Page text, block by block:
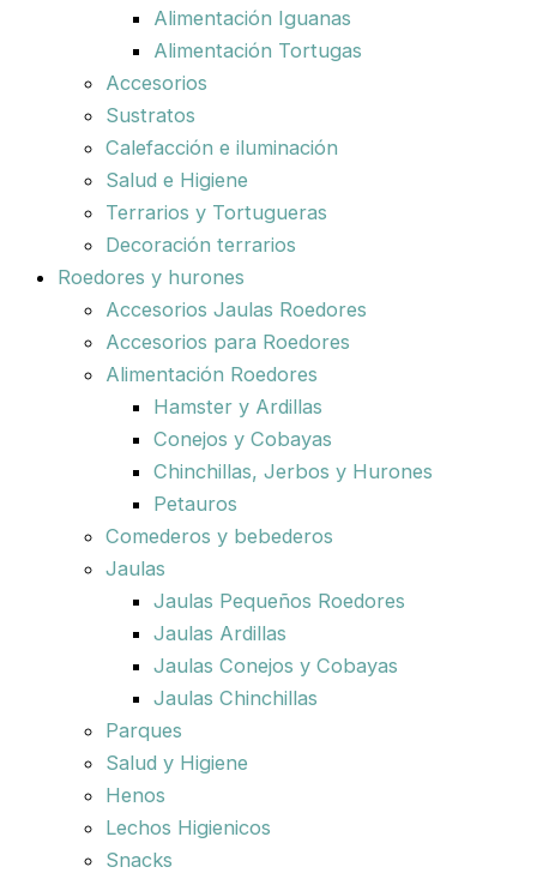
Alimentación Iguanas
Alimentación Tortugas
Accesorios
Sustratos
Calefacción e iluminación
Salud e Higiene
Terrarios y Tortugueras
Decoración terrarios
Roedores y hurones
Accesorios Jaulas Roedores
Accesorios para Roedores
Alimentación Roedores
Hamster y Ardillas
Conejos y Cobayas
Chinchillas, Jerbos y Hurones
Petauros
Comederos y bebederos
Jaulas
Jaulas Pequeños Roedores
Jaulas Ardillas
Jaulas Conejos y Cobayas
Jaulas Chinchillas
Parques
Salud y Higiene
Henos
Lechos Higienicos
Snacks